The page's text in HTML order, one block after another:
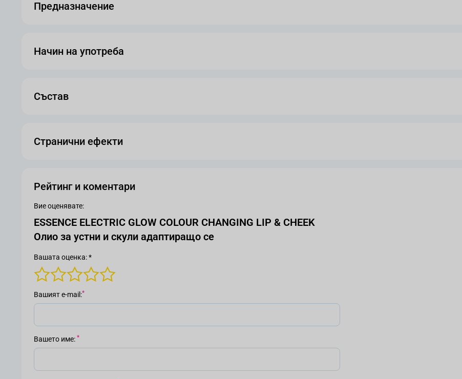
Предназначение
Начин на употреба
Състав
Странични ефекти
Рейтинг и коментари
Вие оценявате:
ESSENCE ELECTRIC GLOW COLOUR CHANGING LIP & CHEEK
Олио за устни и скули адаптиращо се
Вашата оценка: *
Вашият е-mail
Вашето име